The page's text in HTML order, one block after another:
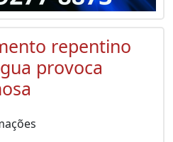
repentino
provoca